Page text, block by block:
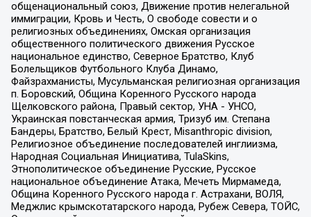
общенациональный союз, Движение против нелегальной
иммиграции, Кровь и Честь, О свободе совести и о
религиозных объединениях, Омская организация
общественного политического движения Русское
национальное единство, Северное Братство, Клуб
Болельщиков Футбольного Клуба Динамо,
Файзрахманисты, Мусульманская религиозная организация
п. Боровский, Община Коренного Русского народа
Щелковского района, Правый сектор, УНА - УНСО,
Украинская повстанческая армия, Тризуб им. Степана
Бандеры, Братство, Белый Крест, Misanthropic division,
Религиозное объединение последователей инглиизма,
Народная Социальная Инициатива, TulaSkins,
Этнополитическое объединение Русские, Русское
национальное объединение Атака, Мечеть Мирмамеда,
Община Коренного Русского народа г. Астрахани, ВОЛЯ,
Меджлис крымскотатарского народа, Рубеж Севера, ТОЙС,